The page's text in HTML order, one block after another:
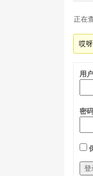
正在
哎
用
密
登